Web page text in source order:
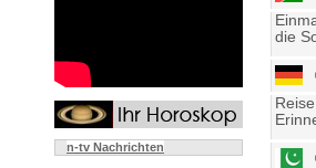
die
n-tv Nachrichten